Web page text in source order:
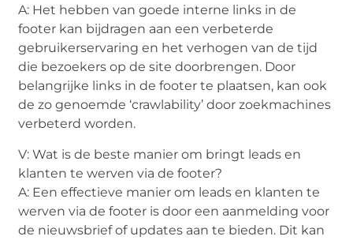
A: Het hebben van goede interne links in de
footer kan bijdragen aan een verbeterde
gebruikerservaring en het verhogen van de tijd
die bezoekers op de site doorbrengen. Door
belangrijke links in de footer te plaatsen, kan ook
de zo genoemde ‘crawlability’ door zoekmachines
verbeterd worden.
V: Wat is de beste manier om bringt leads en
klanten te werven via de footer?
A: Een effectieve manier om leads en klanten te
werven via de footer is door een aanmelding voor
de nieuwsbrief of updates aan te bieden. Dit kan